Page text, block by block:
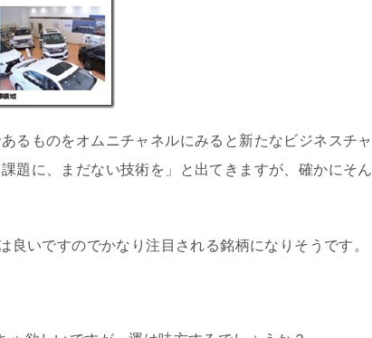
るものをオムニチャネルにみると新たなビジネスチャ
題に、まだない技術を」と出てきますが、確かにそん
良いですのでかなり注目される銘柄になりそうです。